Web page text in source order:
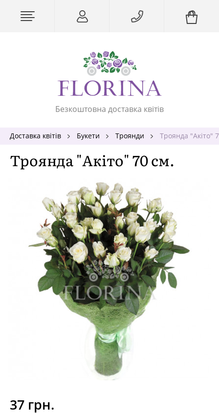
Безкоштовна доставка квітів
Доставка квітів Букети Троянди Троянда "Акіто"
Троянда "Акіто" 70 см.
37 грн.